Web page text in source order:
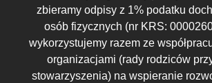
zbieramy odpisy z 1% podatku
osób fizycznych (nr KRS:
wykorzystujemy razem ze
organizacjami (rady rodziców
stowarzyszenia) na wspieranie